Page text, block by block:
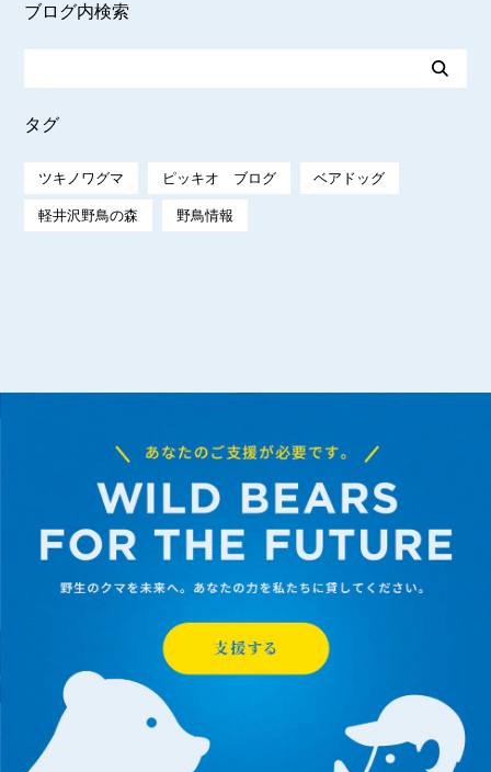
ブログ内検索
タグ
ツキノワグマ ピッキオ ブログ ベアドッグ
軽井沢野鳥の森 野鳥情報